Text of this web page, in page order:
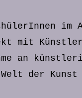
mit
an
der Kunst